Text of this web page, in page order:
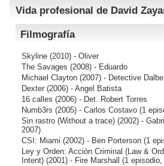
Vida profesional de David
Filmografía
Skyline (2010) - Oliver
The Savages (2008) - Eduardo
Michael Clayton (2007) - Detective
Dexter (2006) - Angel Batista
16 calles (2006) - Det. Robert Torres
Numb3rs (2005) - Carlos Costavo (1
Sin rastro (Without a trace) (2002) -
2007)
CSI: Miami (2002) - Ben Porterson (1
Ley y Orden: Acción Criminal (Law &
Intent) (2001) - Fire Marshall (1 episodio,